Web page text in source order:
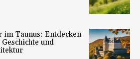
im Taunus: Entdecken
und